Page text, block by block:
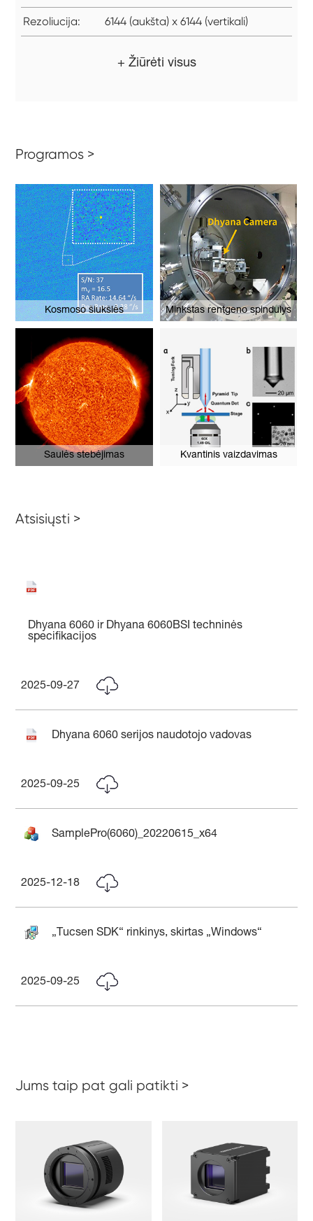
Rezoliucija: 6144 (aukšta) x 6144 (vertikali)
+ Žiūrėti visus
Programos >
Kosmoso šiukšlės
Saulės stebėjimas
Minkštas rentgeno spindulys
Kvantinis vaizdavimas
Atsisiųsti >
Dhyana 6060 ir Dhyana 6060BSI techninės
specifikacijos
2025-09-27
Dhyana 6060 serijos naudotojo vadovas
2025-09-25
SamplePro(6060)_20220615_x64
2025-12-18
„Tucsen SDK“ rinkinys, skirtas „Windows“
2025-09-25
Jums taip pat gali patikti >